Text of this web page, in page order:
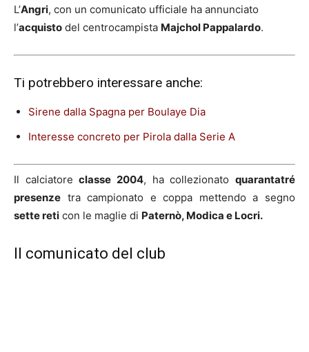
L’Angri, con un comunicato ufficiale ha annunciato
l’acquisto del centrocampista Majchol Pappalardo.
Ti potrebbero interessare anche:
Sirene dalla Spagna per Boulaye Dia
Interesse concreto per Pirola dalla Serie A
Il calciatoreclasse 2004, ha collezionatoquarantatré
presenze tra campionato e coppa mettendo a segno
sette reti con le maglie di Paternò, Modica e Locri.
Il comunicato del club